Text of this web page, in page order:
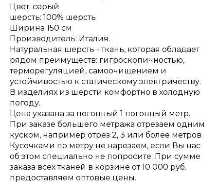
Цвет: серый
шерсть: 100% шерсть
Ширина 150 см
Производитель: Италия.
Натуральная шерсть - ткань, которая обладает
рядом преимуществ: гигроскопичностью,
терморегуляцией, самоочищением и
устойчивостью к статическому электричеству.
В изделиях из шерсти комфортно в холодную
погоду.
Цена указана за погонный 1 погонный метр.
При заказе большего метража отрезаем одним
куском, например отрез 2, 3 или более метров.
Кусочками по метру не нарезаем, если Вы нас
об этом специально не попросите. При сумме
заказа всех тканей в корзине от 10 000 руб.
предоставляем оптовые цены.